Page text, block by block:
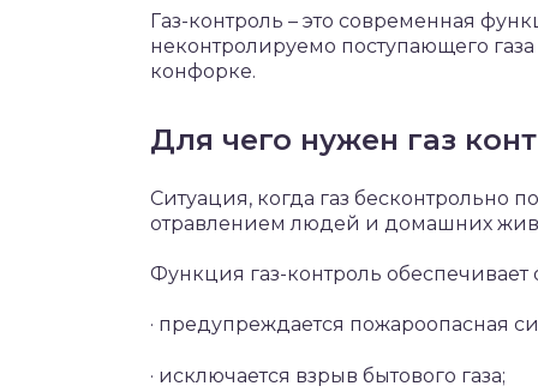
Газ-контроль – это современная
неконтролируемо поступающего
конфорке.
Для чего нужен газ
Ситуация, когда газ бесконтрольно
отравлением людей и домашних
Функция газ-контроль обеспечивает
· предупреждается пожароопасная
· исключается взрыв бытового газа;